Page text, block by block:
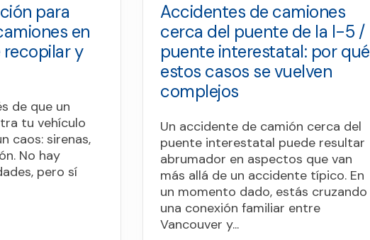
para
en
recopilar y
de que un
tu vehículo
caos: sirenas,
No hay
pero sí
Accidentes de camiones
cerca del puente de la I-5 /
puente interestatal: por qué
estos casos se vuelven
complejos
Un accidente de camión cerca del
puente interestatal puede resultar
abrumador en aspectos que van
más allá de un accidente típico. En
un momento dado, estás cruzando
una conexión familiar entre
Vancouver y...